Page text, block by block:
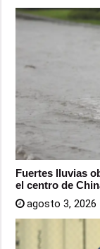
Fuertes lluvias
el centro de
agosto 3, 2026